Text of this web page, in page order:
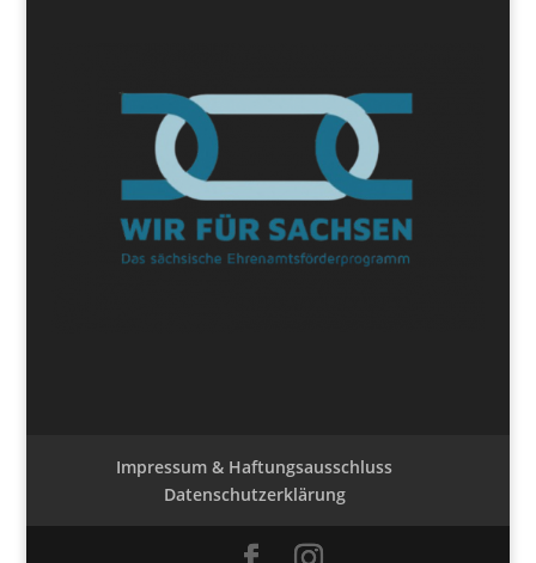
Impressum & Haftungsausschluss
Datenschutzerklärung